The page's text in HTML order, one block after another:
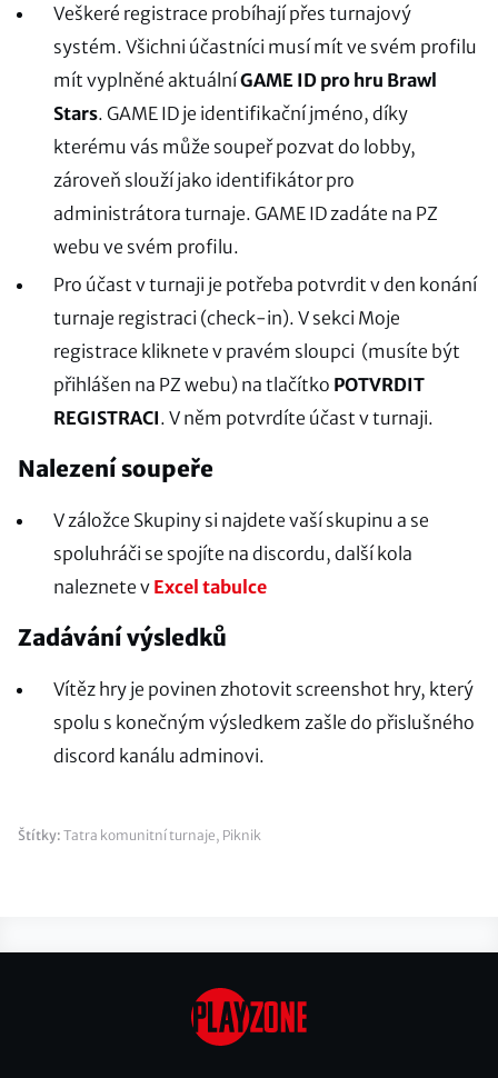
Veškeré registrace probíhají přes turnajový
systém. Všichni účastníci musí mít ve svém profilu
mít vyplněné aktuálníGAME ID pro hru Brawl
Stars. GAME ID je identifikační jméno, díky
kterému vás může soupeř pozvat do lobby,
zároveň slouží jako identifikátor pro
administrátora turnaje. GAME ID zadáte na PZ
webu ve svém profilu.
Pro účast v turnaji je potřeba potvrdit v den konání
turnaje registraci (check-in). V sekci Moje
registrace kliknete v pravém sloupci (musíte být
přihlášen na PZ webu) na tlačítko POTVRDIT
REGISTRACI. V něm potvrdíte účast v turnaji.
Nalezení soupeře
V záložce Skupiny si najdete vaší skupinu a se
spoluhráči se spojíte na discordu, další kola
naleznete v Excel tabulce
Zadávání výsledků
Vítěz hry je povinen zhotovit screenshot hry, který
spolu s konečným výsledkem zašle do přislušného
discord kanálu adminovi.
Štítky: Tatra komunitní turnaje, Piknik